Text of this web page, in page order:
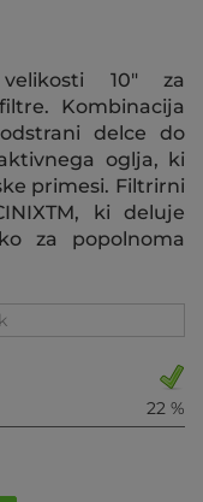
10" za
Kombinacija
delce do
oglja, ki
primesi. Filtrirni
ki deluje
za popolnoma
22 %